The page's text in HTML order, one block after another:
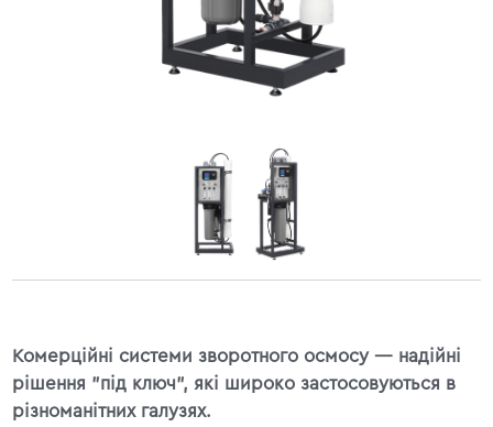
Комерційні системи зворотного осмосу — надійні
рішення "під ключ", які широко застосовуються в
різноманітних галузях.